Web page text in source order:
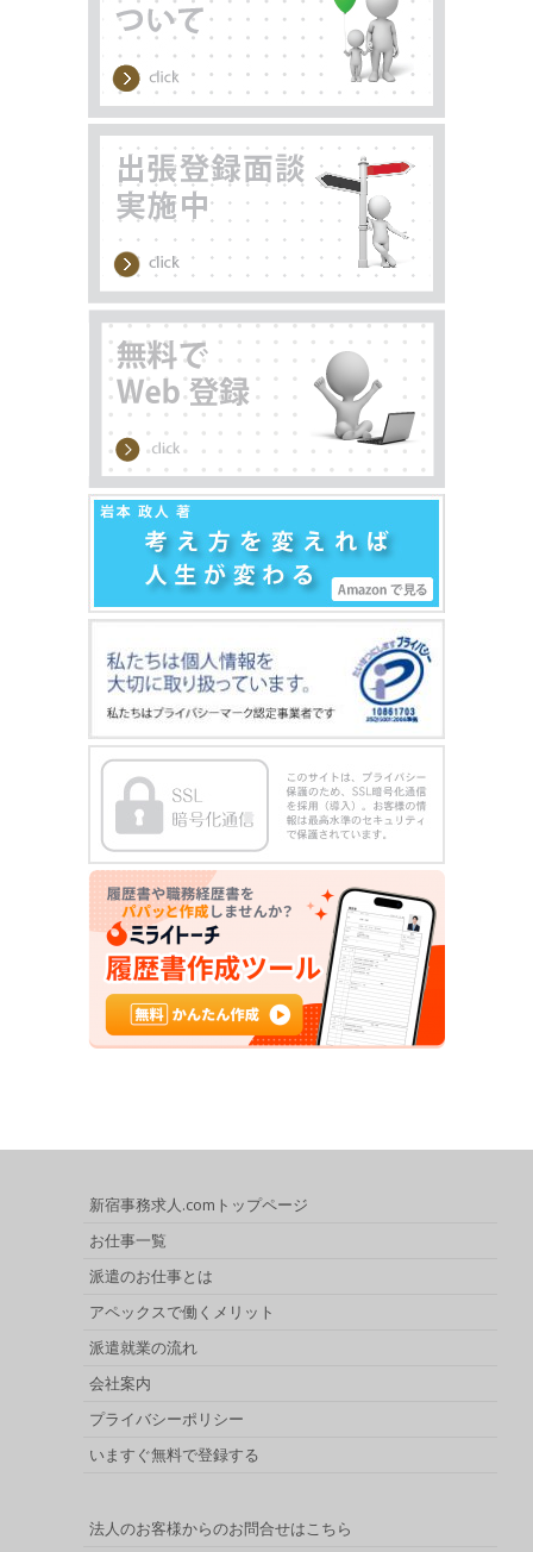
新宿事務求人.comトップページ
お仕事一覧
派遣のお仕事とは
アペックスで働くメリット
派遣就業の流れ
会社案内
プライバシーポリシー
いますぐ無料で登録する
法人のお客様からのお問合せはこちら